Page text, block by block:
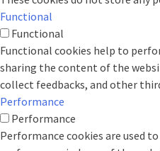
Functional
Functional
Functional cookies help to
sharing the content of the
collect feedbacks, and other
Performance
Performance
Performance cookies are used